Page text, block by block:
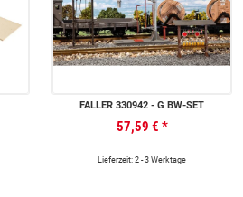
FALLER 330942 - G BW-SET
57,59 € *
Lieferzeit: 2 - 3 Werktage